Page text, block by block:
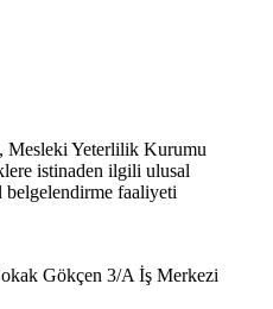
Mesleki Yeterlilik Kurumu
istinaden ilgili ulusal
belgelendirme faaliyeti
Gökçen 3/A İş Merkezi